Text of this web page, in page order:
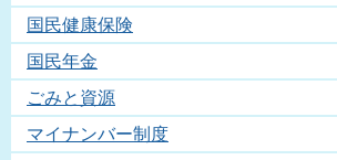
国民健康保険
国民年金
ごみと資源
マイナンバー制度